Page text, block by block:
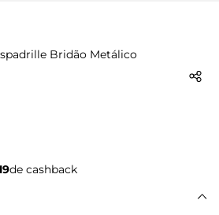
Bridão Metálico
de cashback